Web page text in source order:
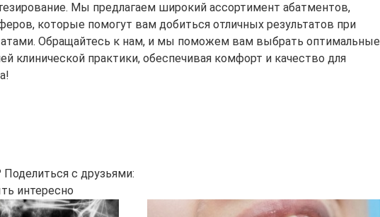
Мы предлагаем широкий ассортимент абатментов,
которые помогут вам добиться отличных результатов при
Обращайтесь к нам, и мы поможем вам выбрать оптимальные
клинической практики, обеспечивая комфорт и качество для
Поделиться с друзьями:
интересно